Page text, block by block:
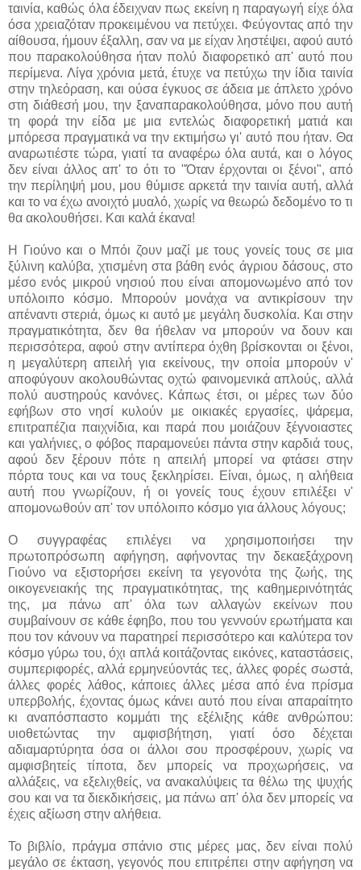
ταινία, καθώς όλα έδειχναν πως εκείνη η παραγωγή είχε όλα
όσα χρειαζόταν προκειμένου να πετύχει. Φεύγοντας από την
αίθουσα, ήμουν έξαλλη, σαν να με είχαν ληστέψει, αφού αυτό
που παρακολούθησα ήταν πολύ διαφορετικό απ' αυτό που
περίμενα. Λίγα χρόνια μετά, έτυχε να πετύχω την ίδια ταινία
στην τηλεόραση, και ούσα έγκυος σε άδεια με άπλετο χρόνο
στη διάθεσή μου, την ξαναπαρακολούθησα, μόνο που αυτή
τη φορά την είδα με μια εντελώς διαφορετική ματιά και
μπόρεσα πραγματικά να την εκτιμήσω γι' αυτό που ήταν. Θα
αναρωτιέστε τώρα, γιατί τα αναφέρω όλα αυτά, και ο λόγος
δεν είναι άλλος απ' το ότι το "Όταν έρχονται οι ξένοι", από
την περίληψή μου, μου θύμισε αρκετά την ταινία αυτή, αλλά
και το να έχω ανοιχτό μυαλό, χωρίς να θεωρώ δεδομένο το τι
θα ακολουθήσει. Και καλά έκανα!
Η Γιούνο και ο Μπόι ζουν μαζί με τους γονείς τους σε μια
ξύλινη καλύβα, χτισμένη στα βάθη ενός άγριου δάσους, στο
μέσο ενός μικρού νησιού που είναι απομονωμένο από τον
υπόλοιπο κόσμο. Μπορούν μονάχα να αντικρίσουν την
απέναντι στεριά, όμως κι αυτό με μεγάλη δυσκολία. Και στην
πραγματικότητα, δεν θα ήθελαν να μπορούν να δουν και
περισσότερα, αφού στην αντίπερα όχθη βρίσκονται οι ξένοι,
η μεγαλύτερη απειλή για εκείνους, την οποία μπορούν ν'
αποφύγουν ακολουθώντας οχτώ φαινομενικά απλούς, αλλά
πολύ αυστηρούς κανόνες. Κάπως έτσι, οι μέρες των δύο
εφήβων στο νησί κυλούν με οικιακές εργασίες, ψάρεμα,
επιτραπέζια παιχνίδια, και παρά που μοιάζουν ξέγνοιαστες
και γαλήνιες, ο φόβος παραμονεύει πάντα στην καρδιά τους,
αφού δεν ξέρουν πότε η απειλή μπορεί να φτάσει στην
πόρτα τους και να τους ξεκληρίσει. Είναι, όμως, η αλήθεια
αυτή που γνωρίζουν, ή οι γονείς τους έχουν επιλέξει ν'
απομονωθούν απ' τον υπόλοιπο κόσμο για άλλους λόγους;
Ο συγγραφέας επιλέγει να χρησιμοποιήσει την
πρωτοπρόσωπη αφήγηση, αφήνοντας την δεκαεξάχρονη
Γιούνο να εξιστορήσει εκείνη τα γεγονότα της ζωής, της
οικογενειακής της πραγματικότητας, της καθημερινότητάς
της, μα πάνω απ' όλα των αλλαγών εκείνων που
συμβαίνουν σε κάθε έφηβο, που του γεννούν ερωτήματα και
που τον κάνουν να παρατηρεί περισσότερο και καλύτερα τον
κόσμο γύρω του, όχι απλά κοιτάζοντας εικόνες, καταστάσεις,
συμπεριφορές, αλλά ερμηνεύοντάς τες, άλλες φορές σωστά,
άλλες φορές λάθος, κάποιες άλλες μέσα από ένα πρίσμα
υπερβολής, έχοντας όμως κάνει αυτό που είναι απαραίτητο
κι αναπόσπαστο κομμάτι της εξέλιξης κάθε ανθρώπου:
υιοθετώντας την αμφισβήτηση, γιατί όσο δέχεται
αδιαμαρτύρητα όσα οι άλλοι σου προσφέρουν, χωρίς να
αμφισβητείς τίποτα, δεν μπορείς να προχωρήσεις, να
αλλάξεις, να εξελιχθείς, να ανακαλύψεις τα θέλω της ψυχής
σου και να τα διεκδικήσεις, μα πάνω απ' όλα δεν μπορείς να
έχεις αξίωση στην αλήθεια.
Το βιβλίο, πράγμα σπάνιο στις μέρες μας, δεν είναι πολύ
μεγάλο σε έκταση, γεγονός που επιτρέπει στην αφήγηση να